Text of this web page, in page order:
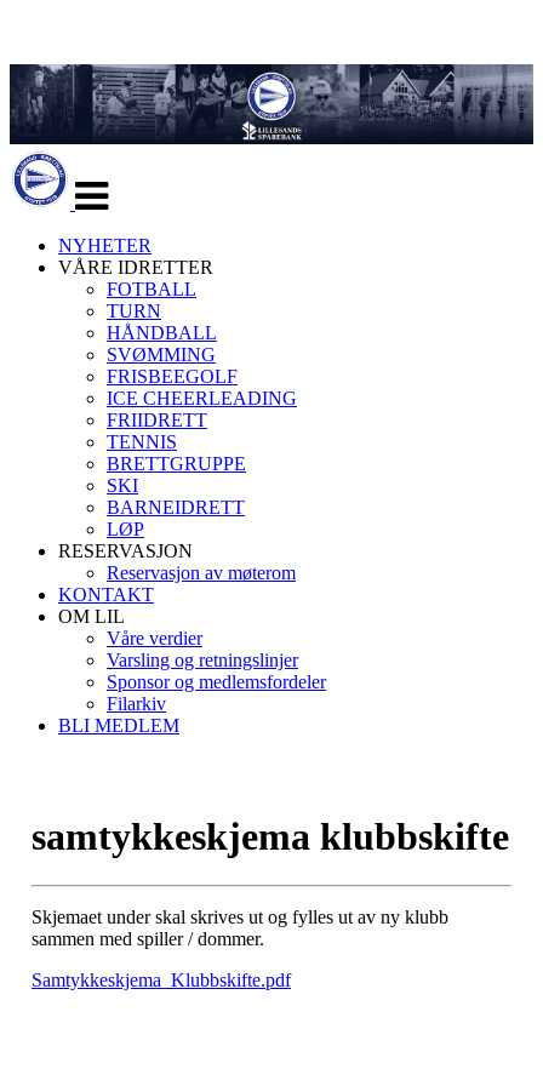
navigasjon
NYHETER
VÅRE IDRETTER
FOTBALL
TURN
HÅNDBALL
SVØMMING
FRISBEEGOLF
ICE CHEERLEADING
FRIIDRETT
TENNIS
BRETTGRUPPE
SKI
BARNEIDRETT
LØP
RESERVASJON
Reservasjon av møterom
KONTAKT
OM LIL
Våre verdier
Varsling og retningslinjer
Sponsor og medlemsfordeler
Filarkiv
BLI MEDLEM
samtykkeskjema klubbskifte
Skjemaet under skal skrives ut og fylles ut av ny klubb
sammen med spiller / dommer.
Samtykkeskjema_Klubbskifte.pdf